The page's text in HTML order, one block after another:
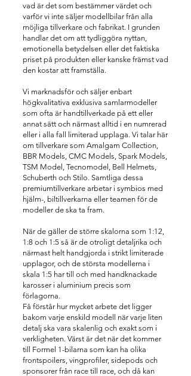
vad är det som bestämmer värdet och
varför vi inte säljer modellbilar från alla
möjliga tillverkare och fabrikat. I grunden
handlar det om att tydliggöra nyttan,
emotionella betydelsen eller det faktiska
priset på produkten eller kanske främst vad
den kostar att framställa.
Vi marknadsför och säljer enbart
högkvalitativa exklusiva samlarmodeller
som ofta är handtillverkade på ett eller
annat sätt och närmast alltid i en numrerad
eller i alla fall limiterad upplaga. Vi talar här
om tillverkare som Amalgam Collection,
BBR Models, CMC Models, Spark Models,
TSM Model, Tecnomodel, Bell Helmets,
Schuberth och Stilo. Samtliga dessa
premiumtillverkare arbetar i symbios med
hjälm-, biltillverkarna eller teamen för de
modeller de ska ta fram.
När de gäller de större skalorna som 1:12,
1:8 och 1:5 så är de otroligt detaljrika och
närmast helt handgjorda i strikt limiterade
upplagor, och de största modellerna i
skala 1:5 har till och med handknackade
karosser i aluminium precis som
förlagorna.
Få förstår hur mycket arbete det ligger
bakom varje enskild modell när varje liten
detalj ska vara skalenlig och exakt som i
verkligheten. Värst är det när det kommer
till Formel 1-bilarna som kan ha olika
frontspoilers, vingprofiler, sidepods och
sponsorer från race till race, och då kan